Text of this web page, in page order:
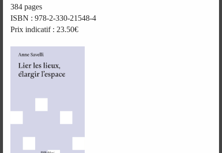
384 pages
ISBN : 978-2-330-21548-4
Prix indicatif : 23.50€